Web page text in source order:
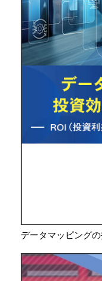
データマッピング